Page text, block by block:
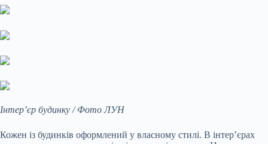
Інтер’єр будинку / Фото ЛУН
Кожен із будинків оформлений у власному стилі. В інтер’єрах